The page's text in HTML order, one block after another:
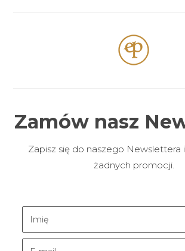
Zamów nasz
Zapisz się do naszego Newslettera
żadnych promocji.